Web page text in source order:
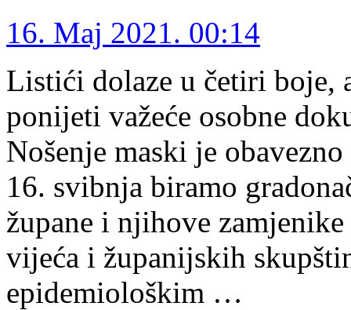
16. Maj 2021. 00:14
Listići dolaze u četiri boje,
ponijeti važeće osobne
Nošenje maski je
16. svibnja biramo
župane i njihove
vijeća i županijskih
epidemiološkim …